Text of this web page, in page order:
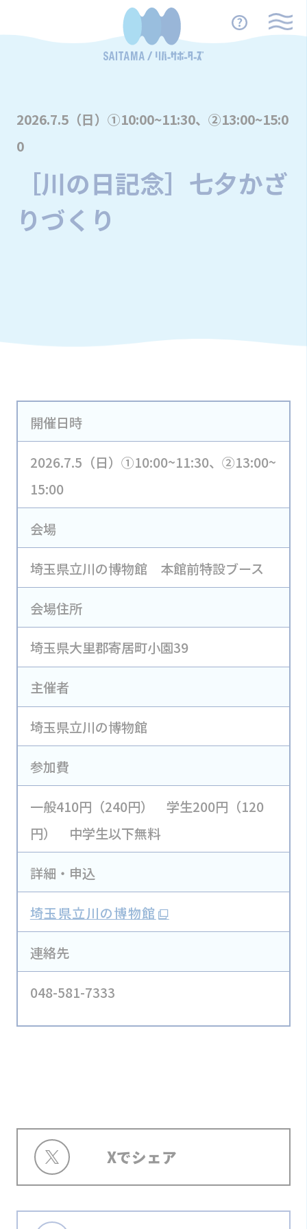
2026.7.5（日）①10:00~11:30、②13:00~15:0
0
［川の日記念］七夕かざ
りづくり
開催日時
2026.7.5（日）①10:00~11:30、②13:00~
15:00
会場
埼玉県立川の博物館 本館前特設ブース
会場住所
埼玉県大里郡寄居町小園39
主催者
埼玉県立川の博物館
参加費
一般410円（240円） 学生200円（120
円） 中学生以下無料
詳細・申込
埼玉県立川の博物館
連絡先
048-581-7333
Xでシェア